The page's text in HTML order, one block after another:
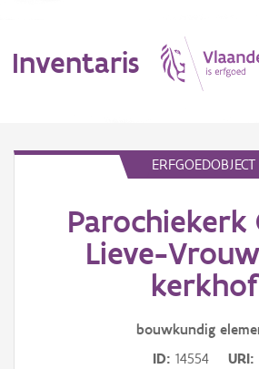
Inventaris
Erfgoedobject
Aanduidingsobject
ERFGOEDOBJECT
Parochiekerk
Lieve-
kerkhof
bouwkundig
ID 14554
URI